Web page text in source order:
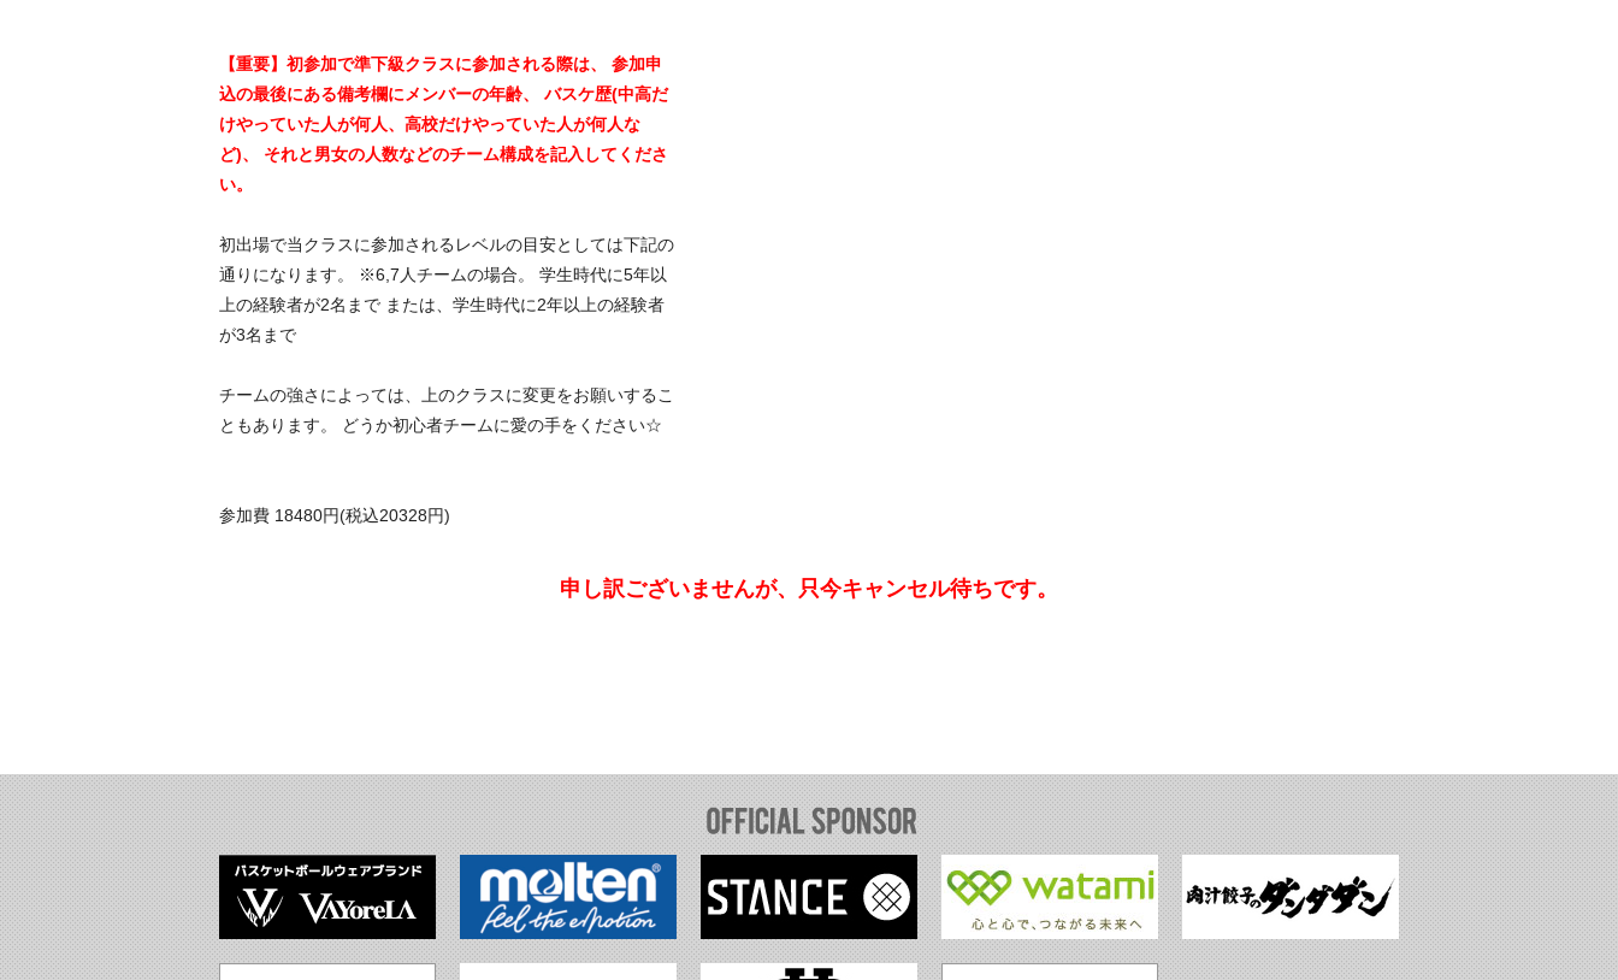
【重要】初参加で準下級クラスに参加される際は、 参加申
込の最後にある備考欄にメンバーの年齢、 バスケ歴(中高だ
けやっていた人が何人、高校だけやっていた人が何人な
ど)、 それと男女の人数などのチーム構成を記入してくださ
い。
初出場で当クラスに参加されるレベルの目安としては下記の
通りになります。 ※6,7人チームの場合。 学生時代に5年以
上の経験者が2名まで または、学生時代に2年以上の経験者
が3名まで
チームの強さによっては、上のクラスに変更をお願いするこ
ともあります。 どうか初心者チームに愛の手をください☆
参加費 18480円(税込20328円)
申し訳ございませんが、只今キャンセル待ちです。